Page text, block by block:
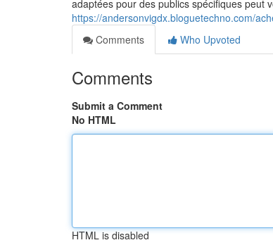
adaptées pour des publics spécifiques peut
https://andersonvigdx.bloguetechno.com/
Comments
Who Upvoted
Comments
Submit a Comment
No HTML
HTML is disabled